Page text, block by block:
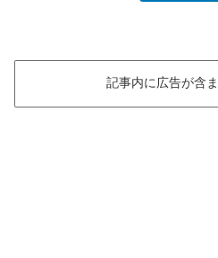
記事内に広告が含